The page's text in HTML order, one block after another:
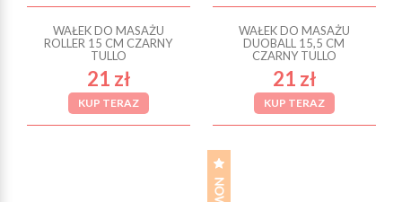
WAŁEK DO MASAŻU
ROLLER 15 CM CZARNY
TULLO
21 zł
KUP TERAZ
WAŁEK DO MASAŻU
DUOBALL 15,5 CM
CZARNY TULLO
21 zł
KUP TERAZ